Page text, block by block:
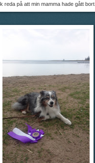
reda på att min mamma hade gått bort.